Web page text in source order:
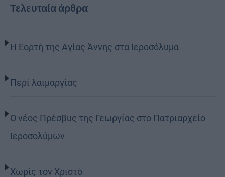
Τελευταία άρθρα
Η Εορτή της Αγίας Άννης στα Ιεροσόλυμα
Περί λαιμαργίας
Ο νέος Πρέσβυς της Γεωργίας στο Πατριαρχείο
Ιεροσολύμων
Χωρίς τον Χριστό